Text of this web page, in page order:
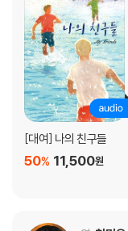
34 오베라는 남자와 이
35 오베라는 남자와 사
36 오베라는 남자와 위
37 오베라는 남자와 쓸
38 오베라는 남자와 이
39 오베라는 남자
오베라는 남자와 에필로그
[대여] 나의 친구들
11,500원
50%